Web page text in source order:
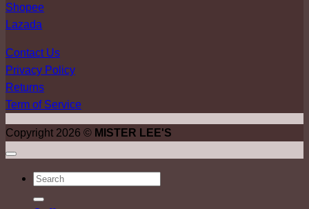
Shopee
Lazada
Contact Us
Privacy Policy
Returns
Term of Service
Copyright 2026 © MISTER LEE'S
ค้นหา: